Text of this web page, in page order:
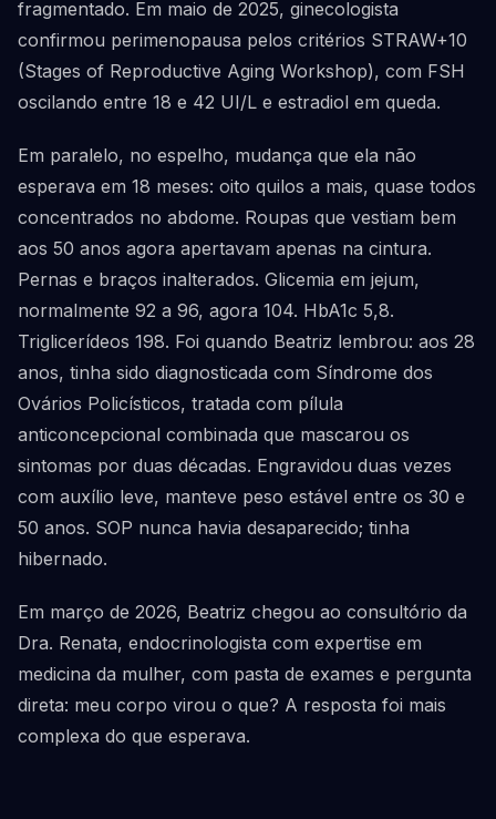
fragmentado. Em maio de 2025, ginecologista
confirmou perimenopausa pelos critérios STRAW+10
(Stages of Reproductive Aging Workshop), com FSH
oscilando entre 18 e 42 UI/L e estradiol em queda.
Em paralelo, no espelho, mudança que ela não
esperava em 18 meses: oito quilos a mais, quase todos
concentrados no abdome. Roupas que vestiam bem
aos 50 anos agora apertavam apenas na cintura.
Pernas e braços inalterados. Glicemia em jejum,
normalmente 92 a 96, agora 104. HbA1c 5,8.
Triglicerídeos 198. Foi quando Beatriz lembrou: aos 28
anos, tinha sido diagnosticada com Síndrome dos
Ovários Policísticos, tratada com pílula
anticoncepcional combinada que mascarou os
sintomas por duas décadas. Engravidou duas vezes
com auxílio leve, manteve peso estável entre os 30 e
50 anos. SOP nunca havia desaparecido; tinha
hibernado.
Em março de 2026, Beatriz chegou ao consultório da
Dra. Renata, endocrinologista com expertise em
medicina da mulher, com pasta de exames e pergunta
direta: meu corpo virou o que? A resposta foi mais
complexa do que esperava.